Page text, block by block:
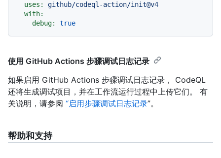
uses:
github/codeql-action/init@v4
with:
debug:
true
使用 GitHub Actions 步骤调试日志记录
如果启用 GitHub Actions 步骤调试日志记录， CodeQL
还将生成调试项目，并在工作流运行过程中上传它们。 有
关说明，请参阅 “启用步骤调试日志记录”。
帮助和支持